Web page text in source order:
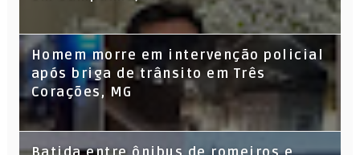
Homem morre em intervenção policial
após briga de trânsito em Três
Corações, MG